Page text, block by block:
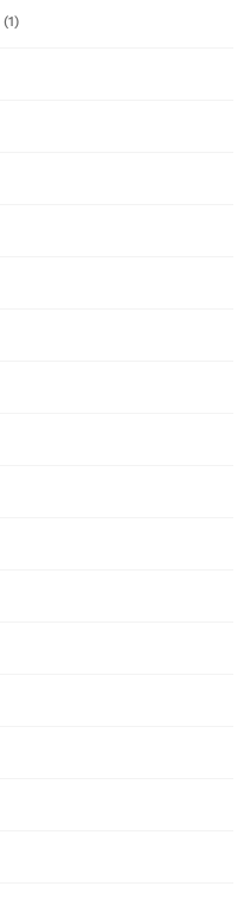
(1)